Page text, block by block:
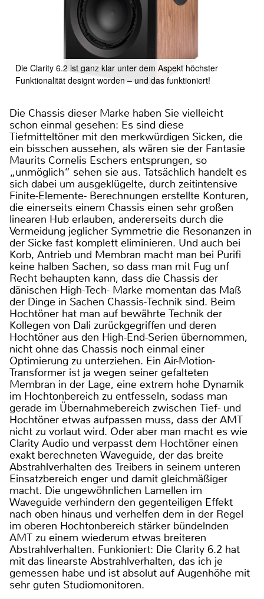
Die Clarity 6.2 ist ganz klar unter dem Aspekt höchster
Funktionalität designt worden – und das funktioniert!
Die Chassis dieser Marke haben Sie vielleicht
schon einmal gesehen: Es sind diese
Tiefmitteltöner mit den merkwürdigen Sicken, die
ein bisschen aussehen, als wären sie der Fantasie
Maurits Cornelis Eschers entsprungen, so
„unmöglich“ sehen sie aus. Tatsächlich handelt es
sich dabei um ausgeklügelte, durch zeitintensive
Finite-Elemente- Berechnungen erstellte Konturen,
die einerseits einem Chassis einen sehr großen
linearen Hub erlauben, andererseits durch die
Vermeidung jeglicher Symmetrie die Resonanzen in
der Sicke fast komplett eliminieren. Und auch bei
Korb, Antrieb und Membran macht man bei Purifi
keine halben Sachen, so dass man mit Fug unf
Recht behaupten kann, dass die Chassis der
dänischen High-Tech- Marke momentan das Maß
der Dinge in Sachen Chassis-Technik sind. Beim
Hochtöner hat man auf bewährte Technik der
Kollegen von Dali zurückgegriffen und deren
Hochtöner aus den High-End-Serien übernommen,
nicht ohne das Chassis noch einmal einer
Optimierung zu unterziehen. Ein Air-Motion-
Transformer ist ja wegen seiner gefalteten
Membran in der Lage, eine extrem hohe Dynamik
im Hochtonbereich zu entfesseln, sodass man
gerade im Übernahmebereich zwischen Tief- und
Hochtöner etwas aufpassen muss, dass der AMT
nicht zu vorlaut wird. Oder aber man macht es wie
Clarity Audio und verpasst dem Hochtöner einen
exakt berechneten Waveguide, der das breite
Abstrahlverhalten des Treibers in seinem unteren
Einsatzbereich enger und damit gleichmäßiger
macht. Die ungewöhnlichen Lamellen im
Waveguide verhindern den gegenteiligen Effekt
nach oben hinaus und verhelfen dem in der Regel
im oberen Hochtonbereich stärker bündelnden
AMT zu einem wiederum etwas breiteren
Abstrahlverhalten. Funkioniert: Die Clarity 6.2 hat
mit das linearste Abstrahlverhalten, das ich je
gemessen habe und ist absolut auf Augenhöhe mit
sehr guten Studiomonitoren.